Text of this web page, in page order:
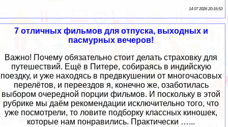
14 07 2026 20:16:53
7 отличных фильмов для отпуска, выходных и
пасмурных вечеров!
Важно! Почему обязательно стоит делать страховку для
путешествий. Ещё в Питере, собираясь в индийскую
поездку, и уже находясь в предвкушении от многочасовых
перелётов, и переездов я, конечно же, озаботилась
выбором очередной порции фильмов. И поскольку в этой
рубрике мы даём рекомендации исключительно того, что
уже посмотрели, то ловите подборку классных киношек,
которые нам понравились. Практически …...